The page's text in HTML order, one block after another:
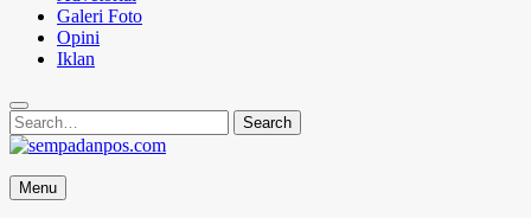
Galeri Foto
Opini
Iklan
Search
for:
Search
sempadanpos.com
Menyampaikan Berita Dengan Analisa
Menu